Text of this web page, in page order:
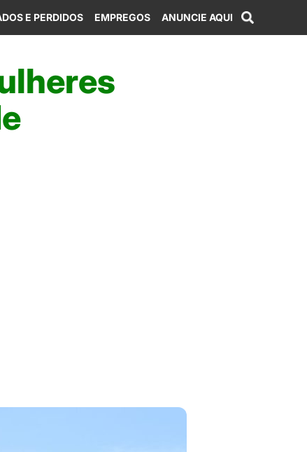
E PERDIDOS EMPREGOS ANUNCIE AQUI